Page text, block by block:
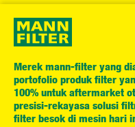
Merek mann-filter yang
portofolio produk filter
100% untuk aftermarket
presisi-rekayasa solusi
filter besok di mesin hari